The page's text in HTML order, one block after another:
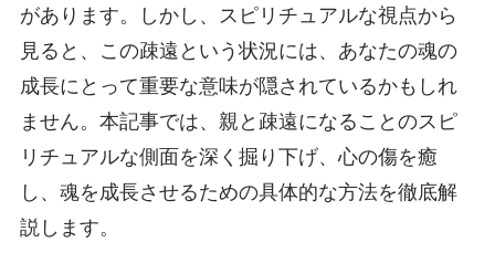
があります。しかし、スピリチュアルな視点から
見ると、この疎遠という状況には、あなたの魂の
成長にとって重要な意味が隠されているかもしれ
ません。本記事では、親と疎遠になることのスピ
リチュアルな側面を深く掘り下げ、心の傷を癒
し、魂を成長させるための具体的な方法を徹底解
説します。